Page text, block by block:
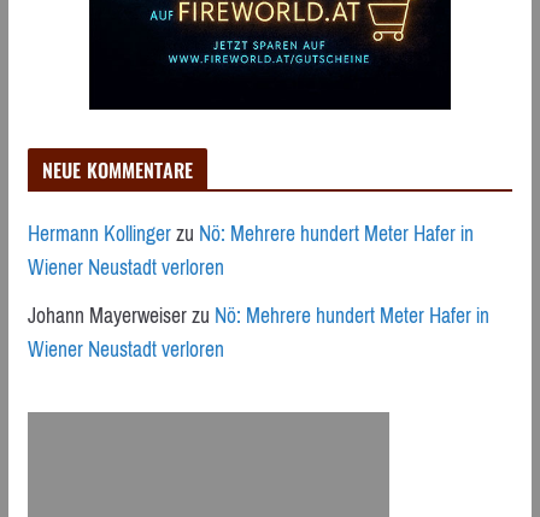
NEUE KOMMENTARE
Hermann KollingerzuNö: Mehrere hundert Meter Hafer in
Wiener Neustadt verloren
Johann MayerweiserzuNö: Mehrere hundert Meter Hafer in
Wiener Neustadt verloren